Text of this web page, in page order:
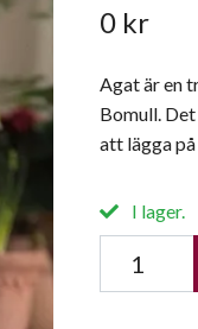
0 kr
Agat är en
Bomull.
att lägga
I lager.